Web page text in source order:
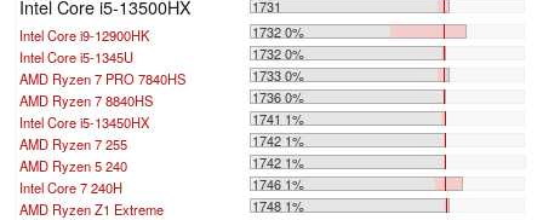
Intel Core i5-13500HX
1731
Intel Core i9-12900HK
1732 0%
Intel Core i5-1345U
1732 0%
AMD Ryzen 7 PRO 7840HS
1733 0%
AMD Ryzen 7 8840HS
1736 0%
Intel Core i5-13450HX
1741 1%
AMD Ryzen 7 255
1742 1%
AMD Ryzen 5 240
1742 1%
Intel Core 7 240H
1746 1%
AMD Ryzen Z1 Extreme
1748 1%